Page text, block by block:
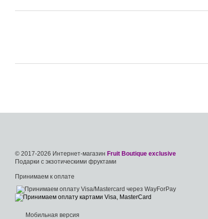
© 2017-2026 Интернет-магазин Fruit Boutique exclusive
Подарки с экзотическими фруктами
Принимаем к оплате
Мобильная версия